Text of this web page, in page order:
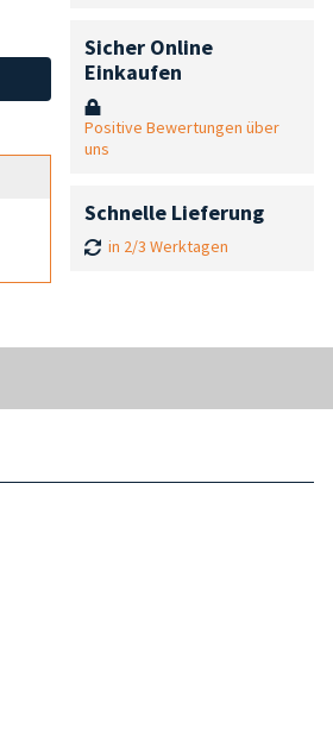
Sicher Online
Einkaufen
Positive Bewertungen über
uns
Schnelle Lieferung
in 2/3 Werktagen